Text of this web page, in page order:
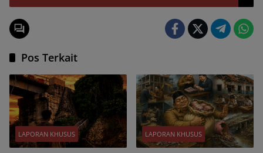
Pos Terkait
LAPORAN KHUSUS LAPORAN KHUSUS